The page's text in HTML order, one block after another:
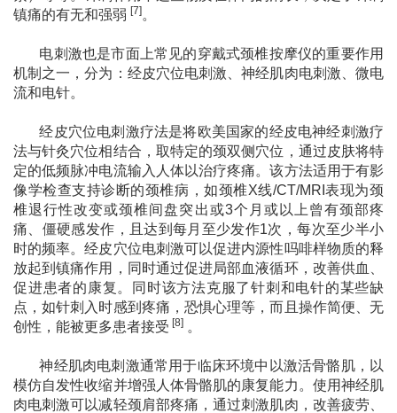
镇痛的有无和强弱 [7] 。
电刺激也是市面上常见的穿戴式颈椎按摩仪的重要作用
机制之一，分为：经皮穴位电刺激、神经肌肉电刺激、微电
流和电针。
经皮穴位电刺激疗法是将欧美国家的经皮电神经刺激疗
法与针灸穴位相结合，取特定的颈双侧穴位，通过皮肤将特
定的低频脉冲电流输入人体以治疗疼痛。该方法适用于有影
像学检查支持诊断的颈椎病，如颈椎X线/CT/MRI表现为颈
椎退行性改变或颈椎间盘突出或3个月或以上曾有颈部疼
痛、僵硬感发作，且达到每月至少发作1次，每次至少半小
时的频率。经皮穴位电刺激可以促进内源性吗啡样物质的释
放起到镇痛作用，同时通过促进局部血液循环，改善供血、
促进患者的康复。同时该方法克服了针刺和电针的某些缺
点，如针刺入时感到疼痛，恐惧心理等，而且操作简便、无
创性，能被更多患者接受 [8] 。
神经肌肉电刺激通常用于临床环境中以激活骨骼肌，以
模仿自发性收缩并增强人体骨骼肌的康复能力。使用神经肌
肉电刺激可以减轻颈肩部疼痛，通过刺激肌肉，改善疲劳、